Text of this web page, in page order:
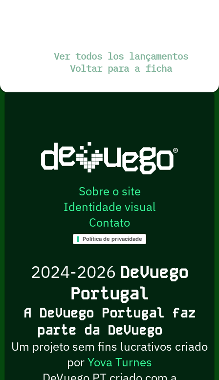
Ver todos los lançamentos
Voltar para a ficha
Sobre o site
Identidade visual
Contato
Política de privacidade
2024-2026 DeVuego
Portugal
A DeVuego Portugal faz
parte da DeVuego
Um projeto sem fins lucrativos criado
porYova Turnes